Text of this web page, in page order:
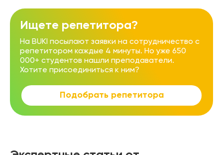
Ищете репетитора?
На BUKI посылают заявки на сотрудничество с
репетитором каждые 4 минуты. Но уже 650
000+ студентов нашли преподаватели.
Хотите присоединиться к ним?
Подобрать репетитора